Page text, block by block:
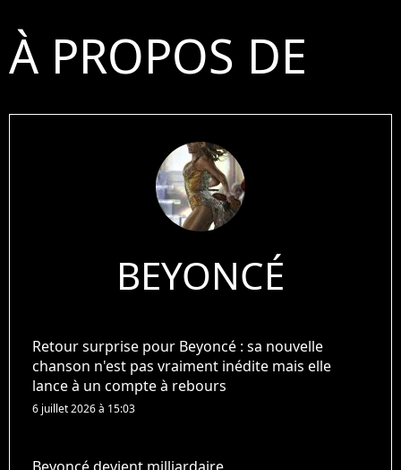
À PROPOS DE
BEYONCÉ
Retour surprise pour Beyoncé : sa nouvelle
chanson n'est pas vraiment inédite mais elle
lance à un compte à rebours
6 juillet 2026 à 15:03